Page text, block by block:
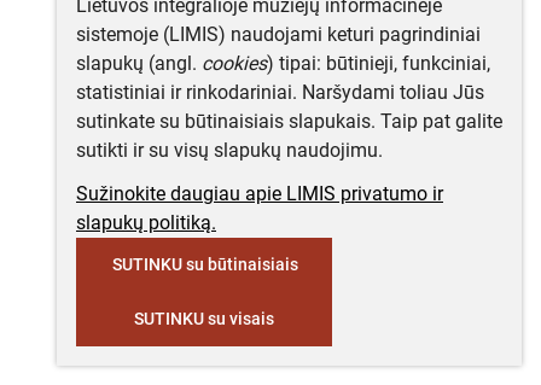
Lietuvos integralioje muziejų informacinėje
sistemoje (LIMIS) naudojami keturi pagrindiniai
slapukų (angl. cookies) tipai: būtinieji, funkciniai,
statistiniai ir rinkodariniai. Naršydami toliau Jūs
sutinkate su būtinaisiais slapukais. Taip pat galite
sutikti ir su visų slapukų naudojimu.
Sužinokite daugiau apie LIMIS privatumo ir
slapukų politiką.
SUTINKU su būtinaisiais
SUTINKU su visais